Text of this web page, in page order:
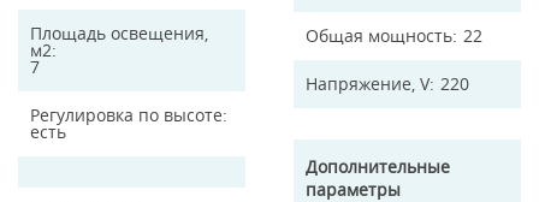
Площадь освещения,
м2
7
Регулировка по высоте
есть
Общая мощность 22
Напряжение, V 220
Дополнительные
параметры